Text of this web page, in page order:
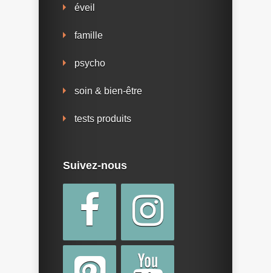
éveil
famille
psycho
soin & bien-être
tests produits
Suivez-nous